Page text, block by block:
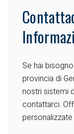
Se hai
provincia di
nostri sistemi
contattarci.